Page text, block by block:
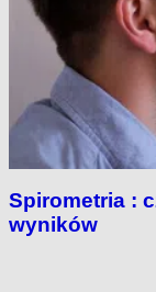
Spirometria :
wyników